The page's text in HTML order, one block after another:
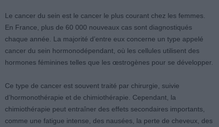
Le cancer du sein est le cancer le plus courant chez les femmes.
En France, plus de 60 000 nouveaux cas sont diagnostiqués
chaque année. La majorité d’entre eux concerne un type appelé
cancer du sein hormonodépendant, où les cellules utilisent des
hormones féminines telles que les œstrogènes pour se développer.
Ce type de cancer est souvent traité par chirurgie, suivie
d’hormonothérapie et de chimiothérapie. Cependant, la
chimiothérapie peut entraîner des effets secondaires importants,
comme une fatigue intense, des nausées, la perte de cheveux, des